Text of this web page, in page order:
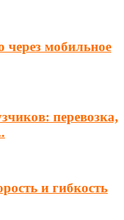
мобильное
перевозка,
и гибкость